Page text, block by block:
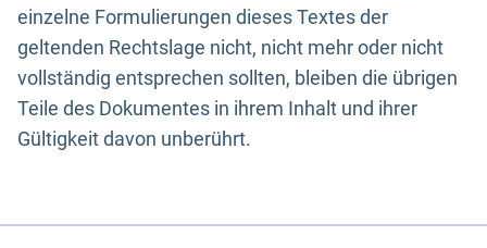
einzelne Formulierungen dieses Textes der
geltenden Rechtslage nicht, nicht mehr oder nicht
vollständig entsprechen sollten, bleiben die übrigen
Teile des Dokumentes in ihrem Inhalt und ihrer
Gültigkeit davon unberührt.